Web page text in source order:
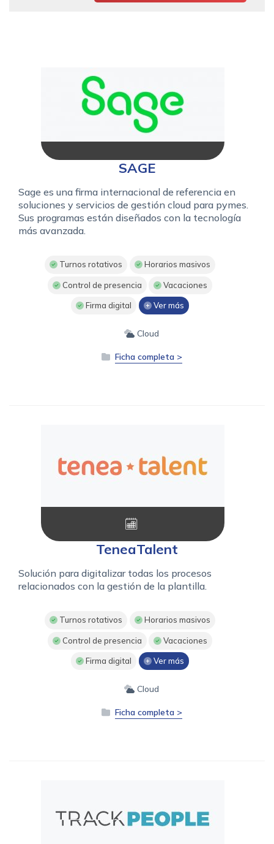
SAGE
Sage es una firma internacional de referencia en
soluciones y servicios de gestión cloud para pymes.
Sus programas están diseñados con la tecnología
más avanzada.
Turnos rotativos Horarios masivos
Control de presencia Vacaciones
Firma digital Ver más
Cloud
Ficha completa >
TeneaTalent
Solución para digitalizar todas los procesos
relacionados con la gestión de la plantilla.
Turnos rotativos Horarios masivos
Control de presencia Vacaciones
Firma digital Ver más
Cloud
Ficha completa >